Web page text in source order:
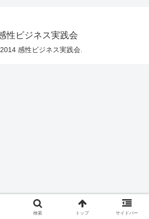
性ビジネス実践会
感性ビジネス実践会.
検索 トップ サイドバー